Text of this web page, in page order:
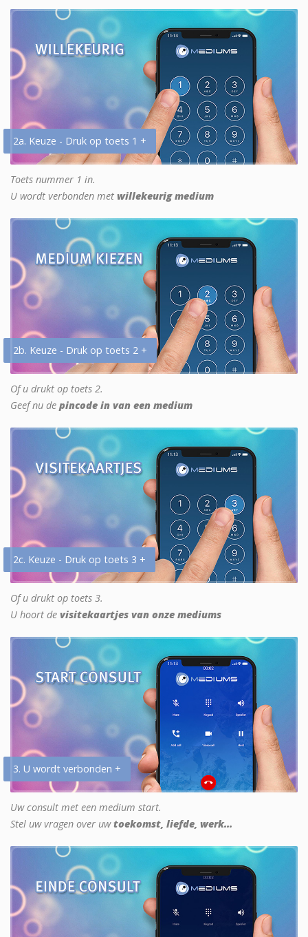
2a. Keuze - Druk op toets 1 +
Toets nummer 1 in.
U wordt verbonden met willekeurig medium
2b. Keuze - Druk op toets 2 +
Of u drukt op toets 2.
Geef nu de pincode in van een medium
2c. Keuze - Druk op toets 3 +
Of u drukt op toets 3.
U hoort de visitekaartjes van onze mediums
3. U wordt verbonden +
Uw consult met een medium start.
Stel uw vragen over uwtoekomst, liefde, werk...